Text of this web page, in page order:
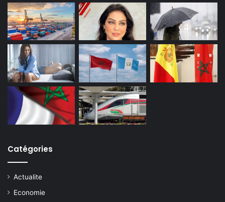
Catégories
Actualite
Economie